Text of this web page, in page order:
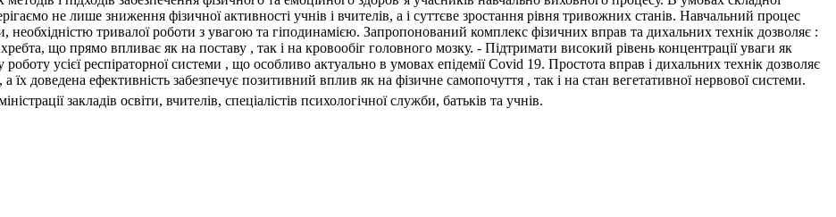
не лише зниження фізичної активності учнів і вчителів, а і суттєве зростання рівня тривожних станів. Навчальний процес
необхідністю тривалої роботи з увагою та гіподинамією. Запропонований комплекс фізичних вправ та дихальних технік дозволяє :
що прямо впливає як на поставу , так і на кровообіг головного мозку. - Підтримати високий рівень концентрації уваги як
усієї респіраторної системи , що особливо актуально в умовах епідемії Covid 19. Простота вправ і дихальних технік дозволяє
їх доведена ефективність забезпечує позитивний вплив як на фізичне самопочуття , так і на стан вегетативної нервової системи.
закладів освіти, вчителів, спеціалістів психологічної служби, батьків та учнів.